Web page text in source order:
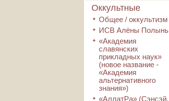
Оккультные
Общее / оккультизм
ИСВ Алёны Полынь
«Академия
славянских
прикладных наук»
(новое название -
«Академия
альтернативного
знания»)
«АллатРа» (Сэнсэй,